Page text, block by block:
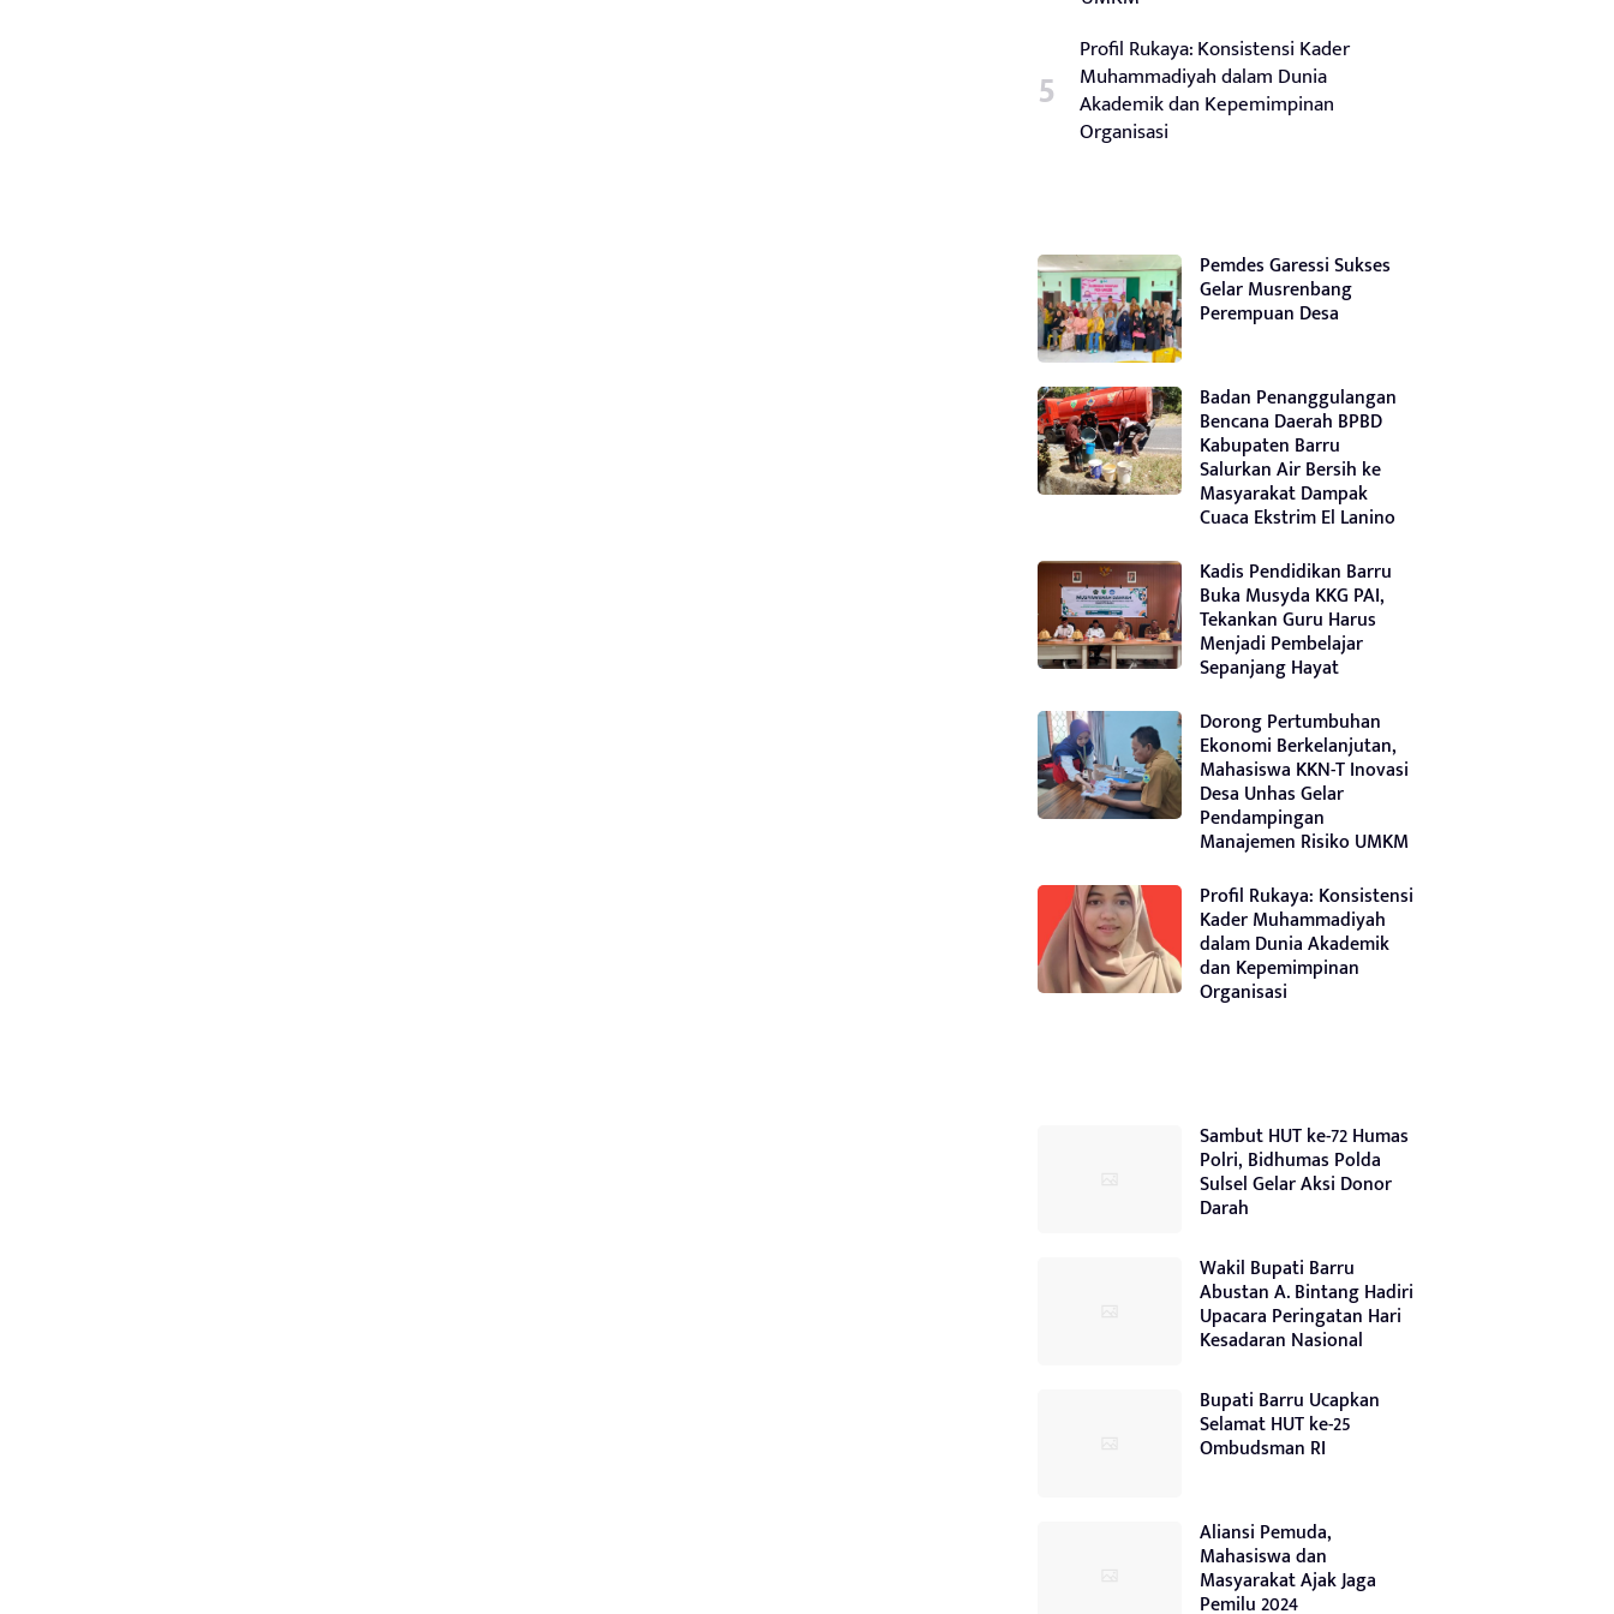
Profil Rukaya: Konsistensi Kader
Muhammadiyah dalam Dunia
Akademik dan Kepemimpinan
Organisasi
Pemdes Garessi Sukses
Gelar Musrenbang
Perempuan Desa
Badan Penanggulangan
Bencana Daerah BPBD
Kabupaten Barru
Salurkan Air Bersih ke
Masyarakat Dampak
Cuaca Ekstrim El Lanino
Kadis Pendidikan Barru
Buka Musyda KKG PAI,
Tekankan Guru Harus
Menjadi Pembelajar
Sepanjang Hayat
Dorong Pertumbuhan
Ekonomi Berkelanjutan,
Mahasiswa KKN-T Inovasi
Desa Unhas Gelar
Pendampingan
Manajemen Risiko UMKM
Profil Rukaya: Konsistensi
Kader Muhammadiyah
dalam Dunia Akademik
dan Kepemimpinan
Organisasi
Sambut HUT ke-72 Humas
Polri, Bidhumas Polda
Sulsel Gelar Aksi Donor
Darah
Wakil Bupati Barru
Abustan A. Bintang Hadiri
Upacara Peringatan Hari
Kesadaran Nasional
Bupati Barru Ucapkan
Selamat HUT ke-25
Ombudsman RI
Aliansi Pemuda,
Mahasiswa dan
Masyarakat Ajak Jaga
Pemilu 2024